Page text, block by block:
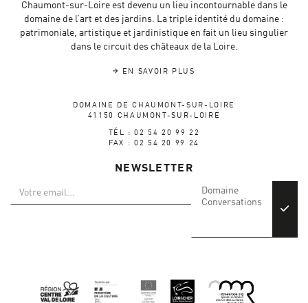
Chaumont-sur-Loire est devenu un lieu incontournable dans le
domaine de l’art et des jardins. La triple identité du domaine :
patrimoniale, artistique et jardinistique en fait un lieu singulier
dans le circuit des châteaux de la Loire.
EN SAVOIR PLUS
DOMAINE DE CHAUMONT-SUR-LOIRE
41150 CHAUMONT-SUR-LOIRE
TÉL : 02 54 20 99 22
FAX : 02 54 20 99 24
NEWSLETTER